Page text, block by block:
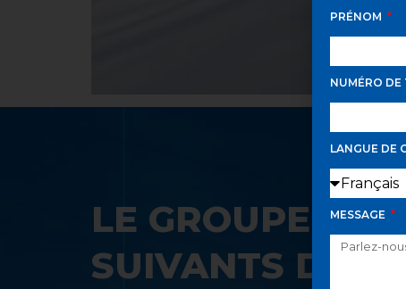
LE GROUPE
SUIVANTS
PRÉNOM
NUMÉRO DE
LANGUE DE
MESSAGE